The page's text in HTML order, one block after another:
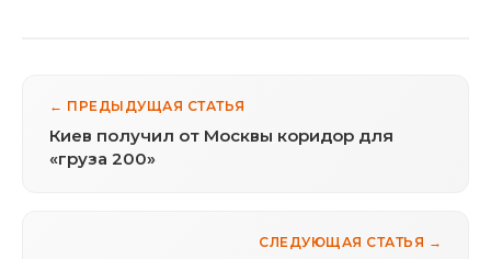
← ПРЕДЫДУЩАЯ СТАТЬЯ
Киев получил от Москвы коридор для
«груза 200»
СЛЕДУЮЩАЯ СТАТЬЯ →